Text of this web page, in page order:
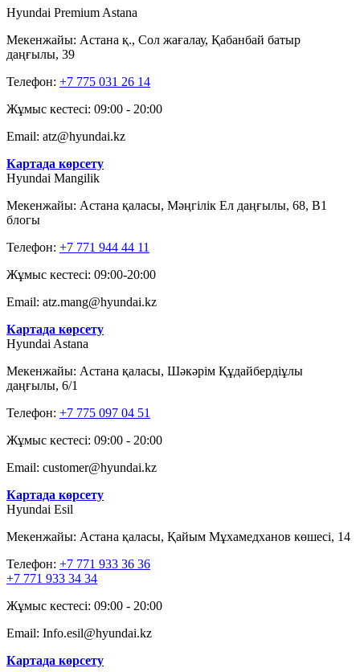
Hyundai Premium Astana
Мекенжайы: Астана қ., Сол жағалау, Қабанбай батыр
даңғылы, 39
Телефон: +7 775 031 26 14
Жұмыс кестесі: 09:00 - 20:00
Email: atz@hyundai.kz
Картада көрсету
Hyundai Mangilik
Мекенжайы: Астана қаласы, Мәңгілік Ел даңғылы, 68, В1
блогы
Телефон: +7 771 944 44 11
Жұмыс кестесі: 09:00-20:00
Email: atz.mang@hyundai.kz
Картада көрсету
Hyundai Astana
Мекенжайы: Астана қаласы, Шәкәрім Құдайбердіұлы
даңғылы, 6/1
Телефон: +7 775 097 04 51
Жұмыс кестесі: 09:00 - 20:00
Email: customer@hyundai.kz
Картада көрсету
Hyundai Esil
Мекенжайы: Астана қаласы, Қайым Мұхамедханов көшесі, 14
Телефон: +7 771 933 36 36
+7 771 933 34 34
Жұмыс кестесі: 09:00 - 20:00
Email: Info.esil@hyundai.kz
Картада көрсету